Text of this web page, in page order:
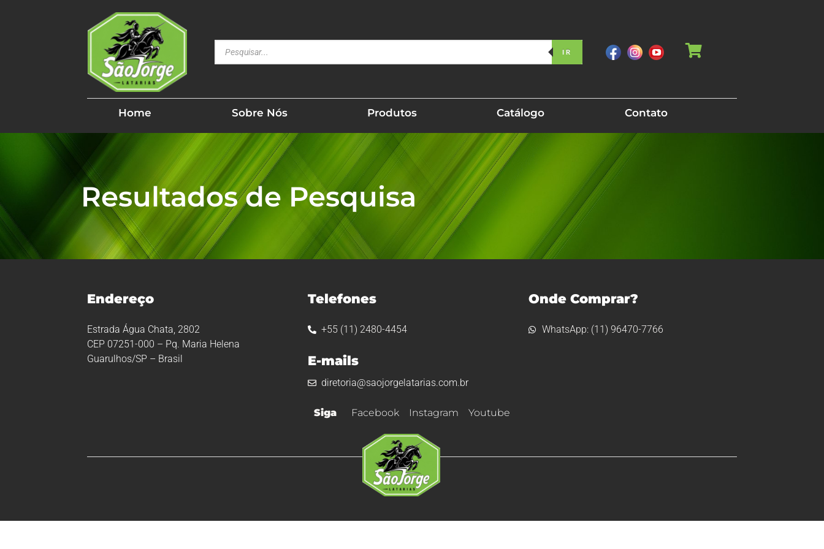
IR
Home Sobre Nós Produtos Catálogo Contato
Resultados de Pesquisa
Endereço
Estrada Água Chata, 2802
CEP 07251-000 – Pq. Maria Helena
Guarulhos/SP – Brasil
Telefones
+55 (11) 2480-4454
E-mails
diretoria@saojorgelatarias.com.br
Onde Comprar?
WhatsApp: (11) 96470-7766
Siga Facebook Instagram Youtube